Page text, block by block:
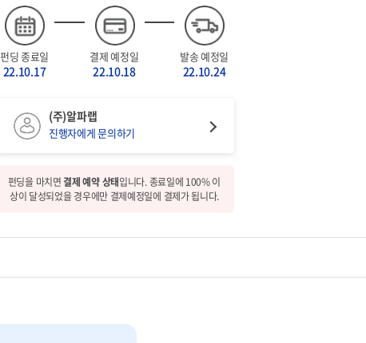
펀딩 종료일
22.10.17
결제 예정일
22.10.18
발송 예정일
22.10.24
(주)알파랩
진행자에게 문의하기
펀딩을 마치면결제 예약 상태입니다. 종료일에 100% 이
상이 달성되었을 경우에만 결제예정일에 결제가 됩니다.